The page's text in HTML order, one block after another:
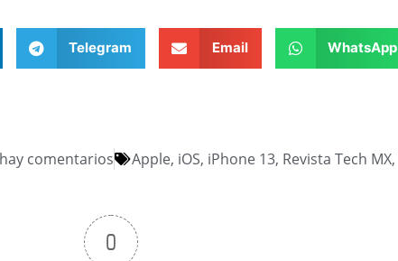
Telegram Email WhatsApp
comentarios Apple, iOS, iPhone 13, Revista Tech MX,
0